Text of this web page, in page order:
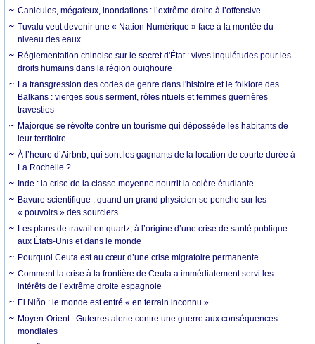
Canicules, mégafeux, inondations : l’extrême droite à l’offensive
Tuvalu veut devenir une « Nation Numérique » face à la montée du
niveau des eaux
Réglementation chinoise sur le secret d'État : vives inquiétudes pour les
droits humains dans la région ouïghoure
La transgression des codes de genre dans l'histoire et le folklore des
Balkans : vierges sous serment, rôles rituels et femmes guerrières
travesties
Majorque se révolte contre un tourisme qui dépossède les habitants de
leur territoire
À l’heure d’Airbnb, qui sont les gagnants de la location de courte durée à
La Rochelle ?
Inde : la crise de la classe moyenne nourrit la colère étudiante
Bavure scientifique : quand un grand physicien se penche sur les
« pouvoirs » des sourciers
Les plans de travail en quartz, à l’origine d’une crise de santé publique
aux États-Unis et dans le monde
Pourquoi Ceuta est au cœur d’une crise migratoire permanente
Comment la crise à la frontière de Ceuta a immédiatement servi les
intérêts de l’extrême droite espagnole
El Niño : le monde est entré « en terrain inconnu »
Moyen-Orient : Guterres alerte contre une guerre aux conséquences
mondiales